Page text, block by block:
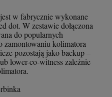
w fabrycznie wykonane
dot. W zestawie dołączona
do popularnych
kolimatora
pozostają jako backup –
lower-co-witness zależnie